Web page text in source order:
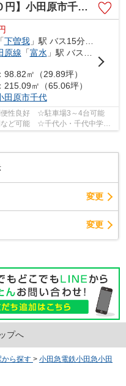
原市千代第12 新築一戸建て
「下曽我」駅 バス15分 「下河原上」 停歩2分
原線 「富水」駅 バス5分 「下河原上」 停歩2分
98.82㎡（29.89坪）
215.09㎡（65.06坪）
田原市千代
便性良好 ☆駐車場3～4台可能
など可能 ☆千代小・千代中学
変更
変更
プへ
ら探す > 小田急電鉄小田急小田